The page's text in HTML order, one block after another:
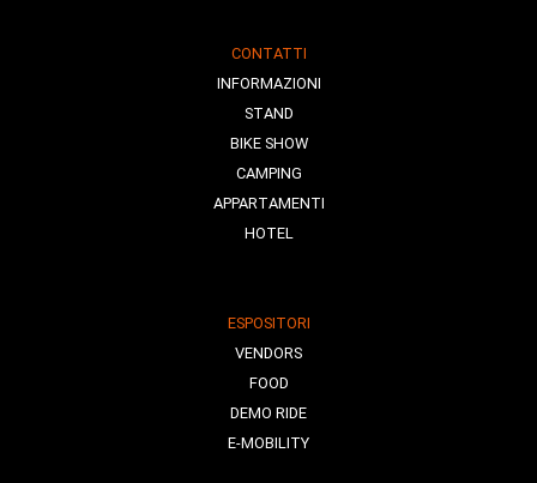
CONTATTI
INFORMAZIONI
STAND
BIKE SHOW
CAMPING
APPARTAMENTI
HOTEL
ESPOSITORI
VENDORS
FOOD
DEMO RIDE
E-MOBILITY